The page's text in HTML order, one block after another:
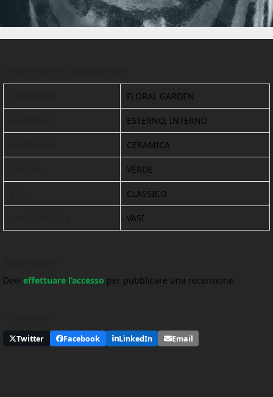
FLORAL GARDEN
ESTERNO, INTERNO
CERAMICA
VERDE
CLASSICO
VASI
Devi effettuare l’accesso per pubblicare una recensione.
Twitter Facebook LinkedIn Email